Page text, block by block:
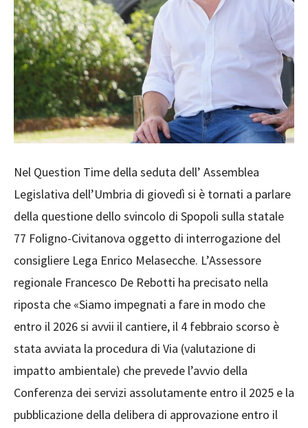
Nel Question Time della seduta dell’ Assemblea
Legislativa dell’Umbria di giovedì si è tornati a parlare
della questione dello svincolo di Spopoli sulla statale
77 Foligno-Civitanova oggetto di interrogazione del
consigliere Lega Enrico Melasecche. L’Assessore
regionale Francesco De Rebotti ha precisato nella
riposta che «Siamo impegnati a fare in modo che
entro il 2026 si avvii il cantiere, il 4 febbraio scorso è
stata avviata la procedura di Via (valutazione di
impatto ambientale) che prevede l’avvio della
Conferenza dei servizi assolutamente entro il 2025 e la
pubblicazione della delibera di approvazione entro il